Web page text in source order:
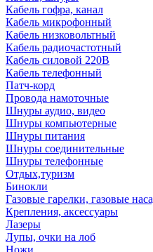
Кабель гофра, канал
Кабель микрофонный
Кабель низковольтный
Кабель радиочастотный
Кабель силовой 220В
Кабель телефонный
Патч-корд
Провода намоточные
Шнуры аудио, видео
Шнуры компьютерные
Шнуры питания
Шнуры соединительные
Шнуры телефонные
Отдых,туризм
Бинокли
Газовые гарелки, газовые
Крепления, аксессуары
Лазеры
Лупы, очки на лоб
Ножи